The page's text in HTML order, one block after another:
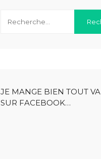
JE MANGE BIEN TOUT
SUR FACEBOOK…